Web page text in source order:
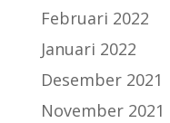
Februari 2022
Januari 2022
Desember 2021
November 2021